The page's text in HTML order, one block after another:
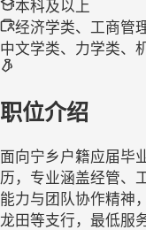
本科及以上
经济学类、工商管
中文学类、力学类、
职位介绍
面向宁乡户籍应届毕
历，专业涵盖经管、
能力与团队协作精神
龙田等支行，最低服